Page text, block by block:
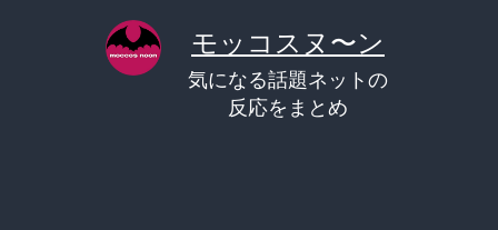
モッコスヌ〜ン
気になる話題ネットの
反応をまとめ